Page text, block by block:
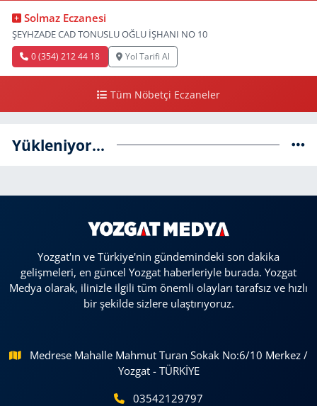
Solmaz Eczanesi
ŞEYHZADE CAD TONUSLU OĞLU İŞHANI NO 10
0 (354) 212 44 18 Yol Tarifi Al
Tüm Nöbetçi Eczaneler
Yükleniyor...
Yozgat'ın ve Türkiye'nin gündemindeki son dakika
gelişmeleri, en güncel Yozgat haberleriyle burada. Yozgat
Medya olarak, ilinizle ilgili tüm önemli olayları tarafsız ve hızlı
bir şekilde sizlere ulaştırıyoruz.
Medrese Mahalle Mahmut Turan Sokak No:6/10 Merkez /
Yozgat - TÜRKİYE
03542129797